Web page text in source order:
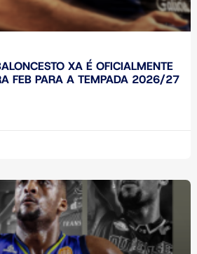
XA É OFICIALMENTE
FEB PARA A TEMPADA 2026/27